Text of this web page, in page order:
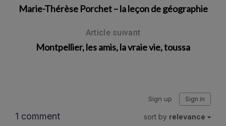
Marie-Thérèse Porchet – la leçon de géographie
Article suivant
Montpellier, les amis, la vraie vie, toussa